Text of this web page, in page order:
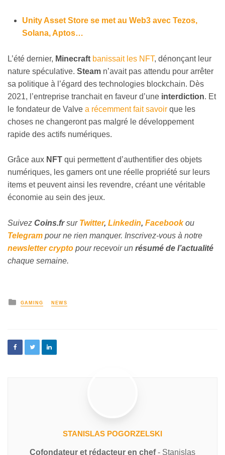
Unity Asset Store se met au Web3 avec Tezos,
Solana, Aptos…
L’été dernier, Minecraft banissait les NFT, dénonçant leur
nature spéculative. Steam n’avait pas attendu pour arrêter
sa politique à l’égard des technologies blockchain. Dès
2021, l’entreprise tranchait en faveur d’une interdiction. Et
le fondateur de Valve a récemment fait savoir que les
choses ne changeront pas malgré le développement
rapide des actifs numériques.
Grâce aux NFT qui permettent d’authentifier des objets
numériques, les gamers ont une réelle propriété sur leurs
items et peuvent ainsi les revendre, créant une véritable
économie au sein des jeux.
Suivez Coins.frsur Twitter, Linkedin, Facebookou
Telegram pour ne rien manquer. Inscrivez-vous à notre
newsletter crypto pour recevoir un résumé de l’actualité
chaque semaine.
GAMING NEWS
STANISLAS POGORZELSKI
Cofondateur et rédacteur en chef- Stanislas